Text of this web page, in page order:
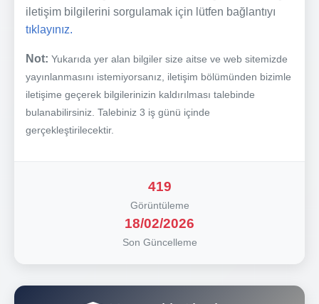
iletişim bilgilerini sorgulamak için lütfen bağlantıyı
tıklayınız.
Not: Yukarıda yer alan bilgiler size aitse ve web sitemizde
yayınlanmasını istemiyorsanız, iletişim bölümünden bizimle
iletişime geçerek bilgilerinizin kaldırılması talebinde
bulanabilirsiniz. Talebiniz 3 iş günü içinde
gerçekleştirilecektir.
419
Görüntüleme
18/02/2026
Son Güncelleme